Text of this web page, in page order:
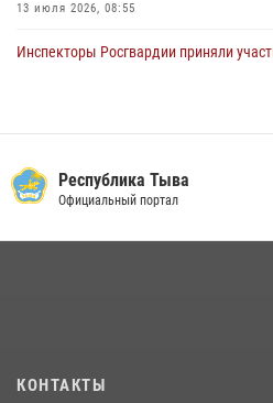
13 июля 2026, 08:55
Инспекторы Росгвардии приняли
Спортсмены Росгвардии стали
Чемпионата по лёгкой атлетике
русской культуры Верховьё
Республика Тыва
Официальный портал
КОНТАКТЫ